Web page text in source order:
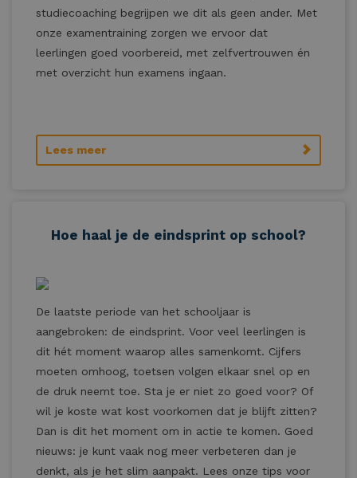
studiecoaching begrijpen we dit als geen ander. Met
onze examentraining zorgen we ervoor dat
leerlingen goed voorbereid, met zelfvertrouwen én
met overzicht hun examens ingaan.
Lees meer
Hoe haal je de eindsprint op school?
De laatste periode van het schooljaar is
aangebroken: de eindsprint. Voor veel leerlingen is
dit hét moment waarop alles samenkomt. Cijfers
moeten omhoog, toetsen volgen elkaar snel op en
de druk neemt toe. Sta je er niet zo goed voor? Of
wil je koste wat kost voorkomen dat je blijft zitten?
Dan is dit het moment om in actie te komen. Goed
nieuws: je kunt vaak nog meer verbeteren dan je
denkt, als je het slim aanpakt. Lees onze tips voor